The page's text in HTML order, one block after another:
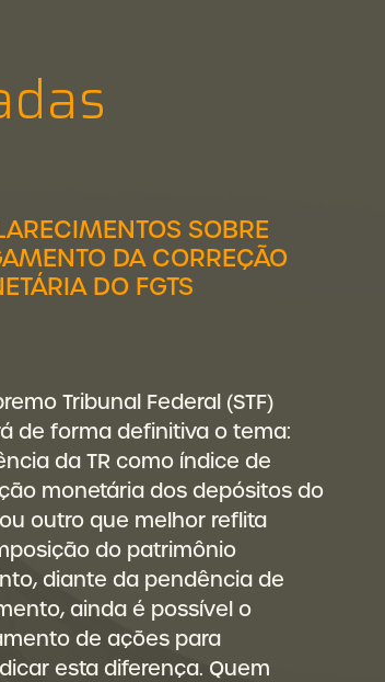
SOBRE
DA CORREÇÃO
DO FGTS
Tribunal Federal (STF)
de forma definitiva o tema:
da TR como índice de
monetária dos depósitos do
ou outro que melhor reflita
do patrimônio
diante da pendência de
ainda é possível o
de ações para
esta diferença. Quem